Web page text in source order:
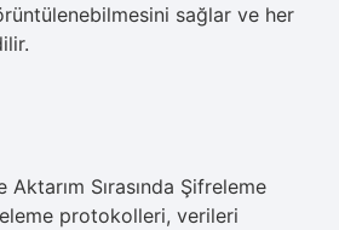
sağlar ve her
Aktarım Sırasında Şifreleme
protokolleri, verileri